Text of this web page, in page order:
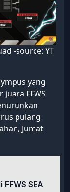
-source: YT
yang
FFWS
pulang
Jumat
SEA